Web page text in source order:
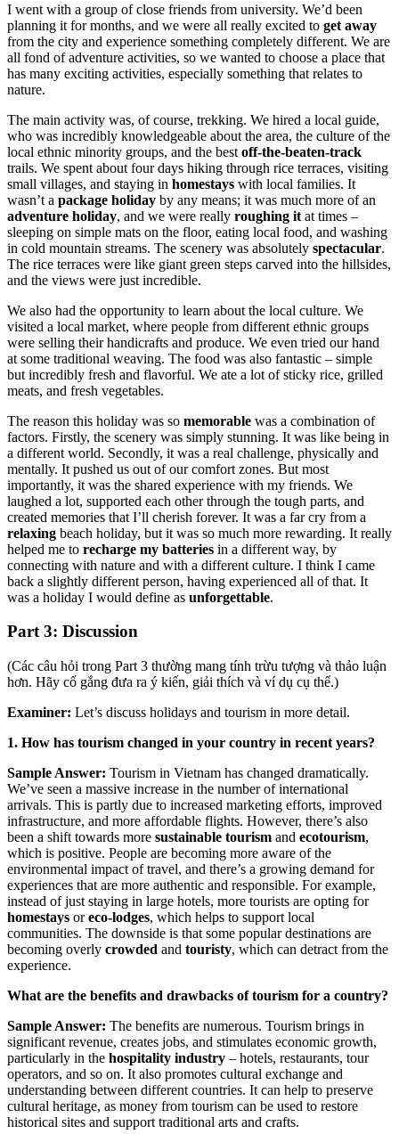
I went with a group of close friends from university. We’d been
planning it for months, and we were all really excited to get away
from the city and experience something completely different. We are
all fond of adventure activities, so we wanted to choose a place that
has many exciting activities, especially something that relates to
nature.
The main activity was, of course, trekking. We hired a local guide,
who was incredibly knowledgeable about the area, the culture of the
local ethnic minority groups, and the best off-the-beaten-track
trails. We spent about four days hiking through rice terraces, visiting
small villages, and staying in homestays with local families. It
wasn’t a package holiday by any means; it was much more of an
adventure holiday, and we were really roughing it at times –
sleeping on simple mats on the floor, eating local food, and washing
in cold mountain streams. The scenery was absolutely spectacular.
The rice terraces were like giant green steps carved into the hillsides,
and the views were just incredible.
We also had the opportunity to learn about the local culture. We
visited a local market, where people from different ethnic groups
were selling their handicrafts and produce. We even tried our hand
at some traditional weaving. The food was also fantastic – simple
but incredibly fresh and flavorful. We ate a lot of sticky rice, grilled
meats, and fresh vegetables.
The reason this holiday was so memorable was a combination of
factors. Firstly, the scenery was simply stunning. It was like being in
a different world. Secondly, it was a real challenge, physically and
mentally. It pushed us out of our comfort zones. But most
importantly, it was the shared experience with my friends. We
laughed a lot, supported each other through the tough parts, and
created memories that I’ll cherish forever. It was a far cry from a
relaxing beach holiday, but it was so much more rewarding. It really
helped me to recharge my batteries in a different way, by
connecting with nature and with a different culture. I think I came
back a slightly different person, having experienced all of that. It
was a holiday I would define as unforgettable.
Part 3: Discussion
(Các câu hỏi trong Part 3 thường mang tính trừu tượng và thảo luận
hơn. Hãy cố gắng đưa ra ý kiến, giải thích và ví dụ cụ thể.)
Examiner: Let’s discuss holidays and tourism in more detail.
1. How has tourism changed in your country in recent years?
Sample Answer: Tourism in Vietnam has changed dramatically.
We’ve seen a massive increase in the number of international
arrivals. This is partly due to increased marketing efforts, improved
infrastructure, and more affordable flights. However, there’s also
been a shift towards more sustainable tourism and ecotourism,
which is positive. People are becoming more aware of the
environmental impact of travel, and there’s a growing demand for
experiences that are more authentic and responsible. For example,
instead of just staying in large hotels, more tourists are opting for
homestays oreco-lodges, which helps to support local
communities. The downside is that some popular destinations are
becoming overly crowded and touristy, which can detract from the
experience.
What are the benefits and drawbacks of tourism for a country?
Sample Answer: The benefits are numerous. Tourism brings in
significant revenue, creates jobs, and stimulates economic growth,
particularly in the hospitality industry – hotels, restaurants, tour
operators, and so on. It also promotes cultural exchange and
understanding between different countries. It can help to preserve
cultural heritage, as money from tourism can be used to restore
historical sites and support traditional arts and crafts.